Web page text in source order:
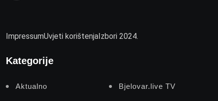
ImpressumUvjeti korištenja Izbori 2024.
Kategorije
Aktualno Bjelovar.live TV